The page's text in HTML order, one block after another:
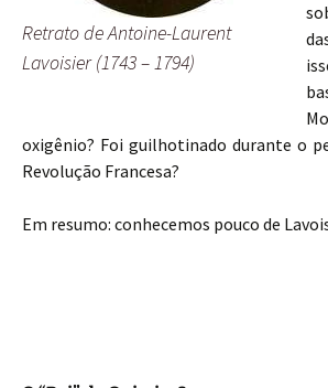
Retrato de Antoine-Laurent
Lavoisier (1743 – 1794)
oxigênio? Foi guilhotinado durante o
Revolução Francesa?
Em resumo: conhecemos pouco de